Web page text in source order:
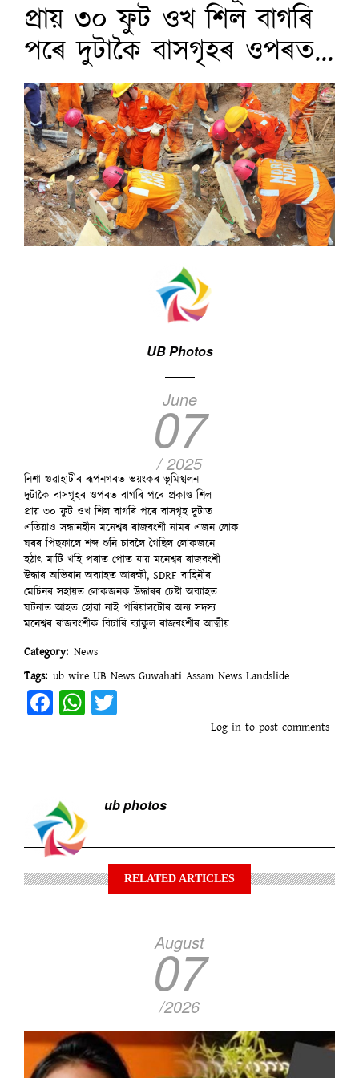
প্ৰায় ৩০ ফুট ওখ শিল বাগৰি
পৰে দুটাকৈ বাসগৃহৰ ওপৰত...
UB Photos
June
07
/ 2025
নিশা গুৱাহাটীৰ ৰূপনগৰত ভয়ংকৰ ভূমিস্খলন
দুটাকৈ বাসগৃহৰ ওপৰত বাগৰি পৰে প্ৰকাণ্ড শিল
প্ৰায় ৩০ ফুট ওখ শিল বাগৰি পৰে বাসগৃহ দুটাত
এতিয়াও সন্ধানহীন মনেশ্বৰ ৰাজবংশী নামৰ এজন লোক
ঘৰৰ পিছফালে শব্দ শুনি চাবলৈ গৈছিল লোকজনে
হঠাৎ মাটি খহি পৰাত পোত যায় মনেশ্বৰ ৰাজবংশী
উদ্ধাৰ অভিযান অব্যাহত আৰক্ষী, SDRF বাহিনীৰ
মেচিনৰ সহায়ত লোকজনক উদ্ধাৰৰ চেষ্টা অব্যাহত
ঘটনাত আহত হোৱা নাই পৰিয়ালটোৰ অন্য সদস্য
মনেশ্বৰ ৰাজবংশীক বিচাৰি ব্যাকুল ৰাজবংশীৰ আত্মীয়
Category News
Tags ub wire UB News Guwahati Assam News Landslide
Facebook
WhatsApp
Log in to post comments
ub photos
RELATED ARTICLES
August
07
/2026